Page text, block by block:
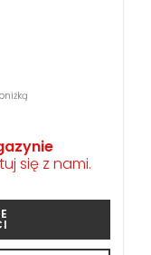
się z nami.